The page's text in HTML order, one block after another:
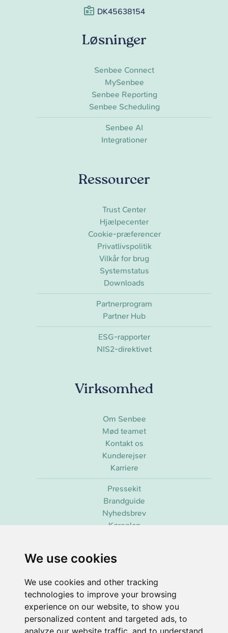
We use cookies
We use cookies and other tracking
technologies to improve your browsing
experience on our website, to show you
personalized content and targeted ads, to
analyze our website traffic, and to understand
DK45638154
Løsninger
Senbee Connect
MySenbee
Senbee Reporting
Senbee Scheduling
Senbee AI
Integrationer
Ressourcer
Trust Center
Hjælpecenter
Cookie-præferencer
Privatlivspolitik
Vilkår for brug
Systemstatus
Downloads
Partnerprogram
Partner Hub
ESG-rapporter
NIS2-direktivet
Virksomhed
Om Senbee
Mød teamet
Kontakt os
Kunderejser
Karriere
Pressekit
Brandguide
Nyhedsbrev
Køreplan
2026 ©Senbee. Alle rettigheder forbeholdes.
Udviklet & vedligeholdt afSenbee AI